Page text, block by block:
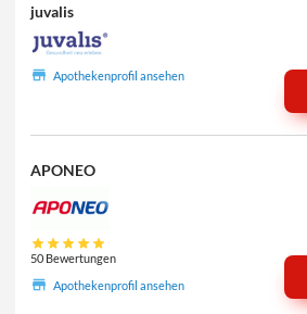
juvalis
Apothekenprofil ansehen
APONEO
50 Bewertungen
Apothekenprofil ansehen